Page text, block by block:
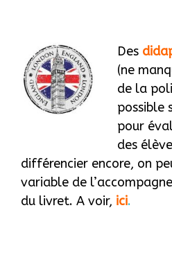
Des
(ne
de la
possible
pour
des
différencier encore, on
variable de
du livret. A voir, ici.